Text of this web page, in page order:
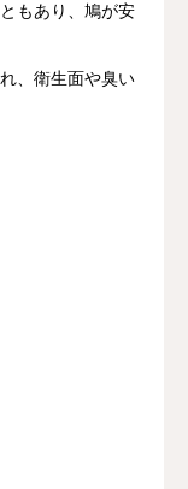
もあり、鳩が安
、衛生面や臭い